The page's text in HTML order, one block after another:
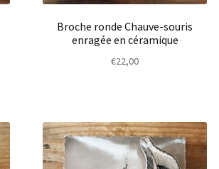
Broche ronde Chauve-souris
enragée en céramique
€22,00